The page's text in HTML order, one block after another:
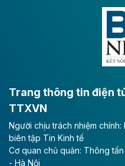
Đông A dài khoảng 25,1
lực phát triển kinh tế -
Long Thành
Tổng công ty Cảng hàng
(ACV) vừa lập kỷ lục
II/2026.
Trang thông tin điện
TTXVN
Người chịu trách nhiệm
biên tập Tin Kinh tế
Cơ quan chủ quản: Thông
- Hà Nội